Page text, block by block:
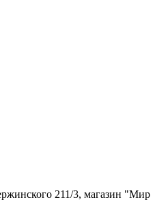
211/3, магазин "Мир